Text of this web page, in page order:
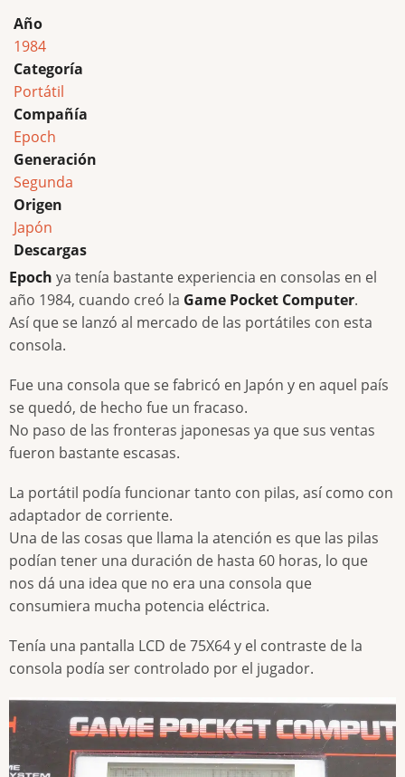
Año
1984
Categoría
Portátil
Compañía
Epoch
Generación
Segunda
Origen
Japón
Descargas
Epoch ya tenía bastante experiencia en consolas en el
año 1984, cuando creó la Game Pocket Computer.
Así que se lanzó al mercado de las portátiles con esta
consola.
Fue una consola que se fabricó en Japón y en aquel país
se quedó, de hecho fue un fracaso.
No paso de las fronteras japonesas ya que sus ventas
fueron bastante escasas.
La portátil podía funcionar tanto con pilas, así como con
adaptador de corriente.
Una de las cosas que llama la atención es que las pilas
podían tener una duración de hasta 60 horas, lo que
nos dá una idea que no era una consola que
consumiera mucha potencia eléctrica.
Tenía una pantalla LCD de 75X64 y el contraste de la
consola podía ser controlado por el jugador.